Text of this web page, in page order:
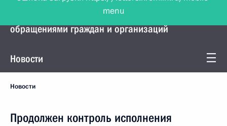
Управление Президента по работе с
обращениями граждан и организаций
Новости
Новости
Продолжен контроль исполнения
menu